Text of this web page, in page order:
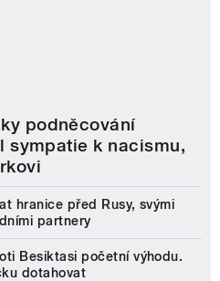
podněcování
sympatie k nacismu,
hranice před Rusy, svými
partnery
Besiktasi početní výhodu.
dotahovat